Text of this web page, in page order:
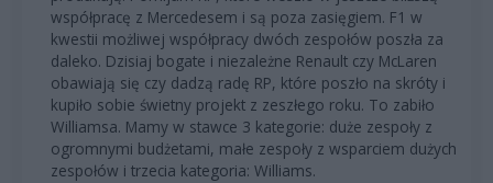
współpracę z Mercedesem i są poza zasięgiem. F1 w
kwestii możliwej współpracy dwóch zespołów poszła za
daleko. Dzisiaj bogate i niezależne Renault czy McLaren
obawiają się czy dadzą radę RP, które poszło na skróty i
kupiło sobie świetny projekt z zeszłego roku. To zabiło
Williamsa. Mamy w stawce 3 kategorie: duże zespoły z
ogromnymi budżetami, małe zespoły z wsparciem dużych
zespołów i trzecia kategoria: Williams.